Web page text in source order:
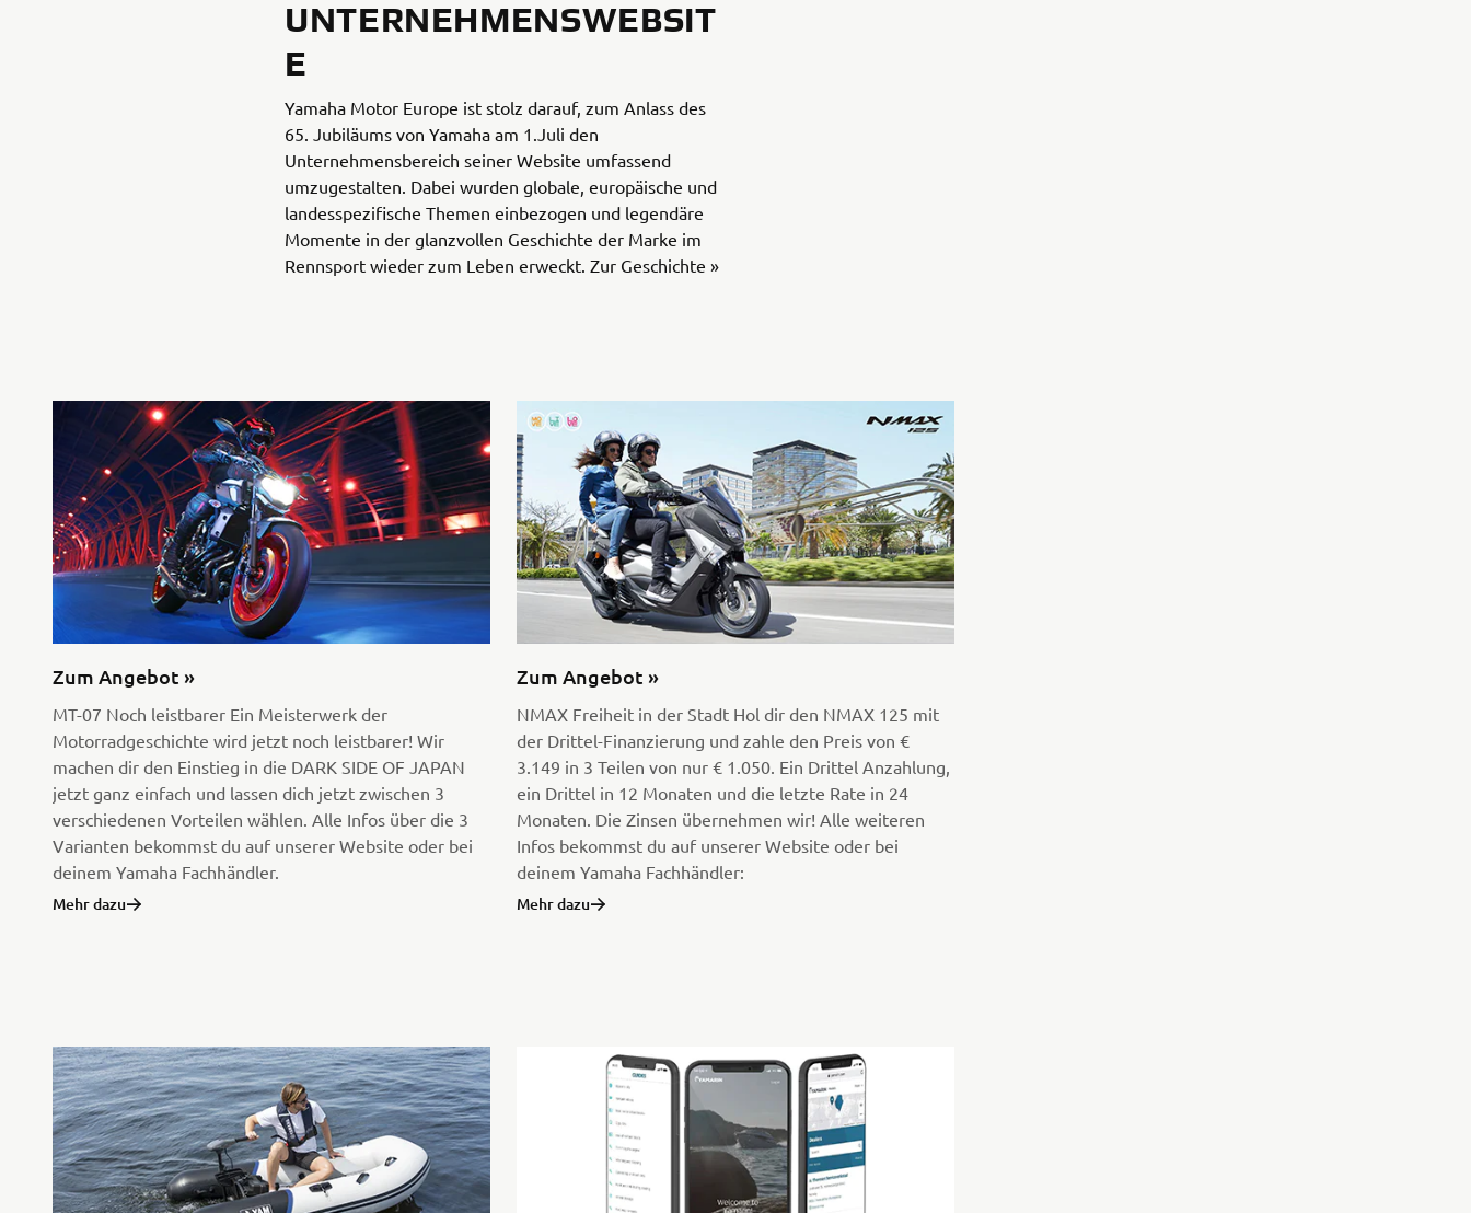
UNTERNEHMENSWEBSIT
E
Yamaha Motor Europe ist stolz darauf, zum Anlass des
65. Jubiläums von Yamaha am 1.Juli den
Unternehmensbereich seiner Website umfassend
umzugestalten. Dabei wurden globale, europäische und
landesspezifische Themen einbezogen und legendäre
Momente in der glanzvollen Geschichte der Marke im
Rennsport wieder zum Leben erweckt. Zur Geschichte »
Zum Angebot »
MT-07 Noch leistbarer Ein Meisterwerk der
Motorradgeschichte wird jetzt noch leistbarer! Wir
machen dir den Einstieg in die DARK SIDE OF JAPAN
jetzt ganz einfach und lassen dich jetzt zwischen 3
verschiedenen Vorteilen wählen. Alle Infos über die 3
Varianten bekommst du auf unserer Website oder bei
Mehr dazu
Zum Angebot »
NMAX Freiheit in der Stadt Hol dir den NMAX 125 mit
der Drittel-Finanzierung und zahle den Preis von €
3.149 in 3 Teilen von nur € 1.050. Ein Drittel Anzahlung,
ein Drittel in 12 Monaten und die letzte Rate in 24
Monaten. Die Zinsen übernehmen wir! Alle weiteren
Infos bekommst du auf unserer Website oder bei
deinem Yamaha Fachhändler:
Mehr dazu